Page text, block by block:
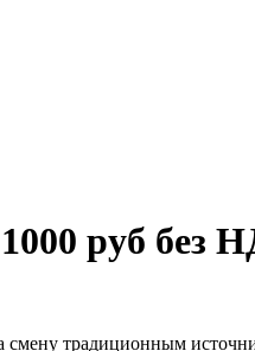
руб без
традиционным